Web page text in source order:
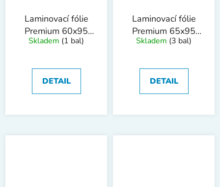
Laminovací fólie
Premium 60x95
mm, 80mic, 100ks
Skladem (1 bal)
DETAIL
Laminovací fólie
Premium 65x95
mm, 125mic,
Skladem (3 bal)
DETAIL